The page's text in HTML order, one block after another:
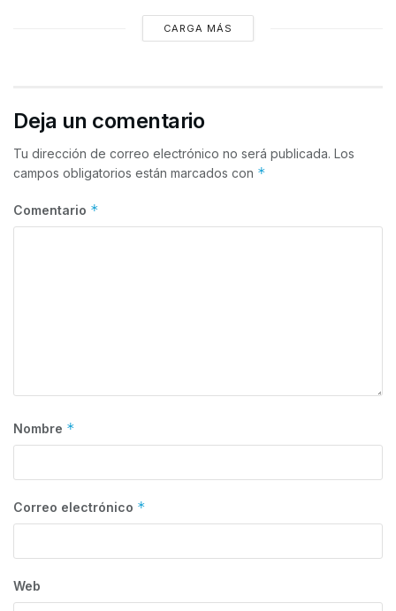
CARGA MÁS
Deja un comentario
Tu dirección de correo electrónico no será publicada. Los
campos obligatorios están marcados con *
Comentario *
Nombre *
Correo electrónico *
Web